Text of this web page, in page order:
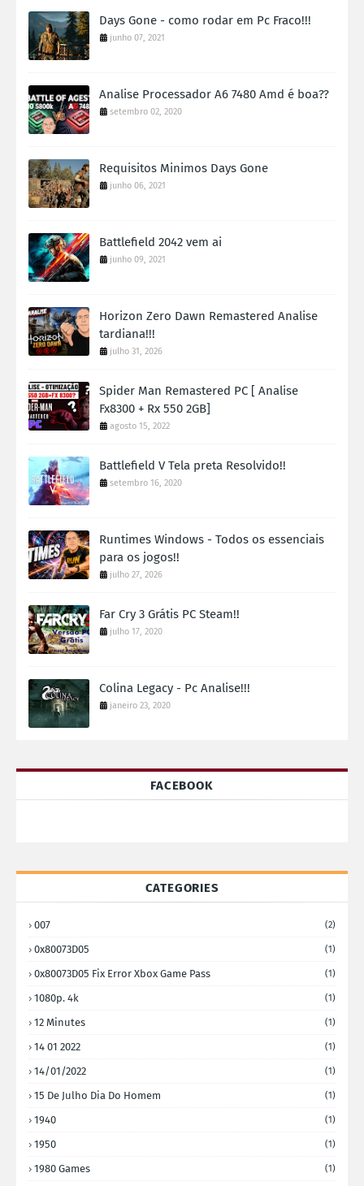
Days Gone - como rodar em Pc Fraco!!!
junho 07, 2021
Analise Processador A6 7480 Amd é boa??
setembro 02, 2020
Requisitos Minimos Days Gone
junho 06, 2021
Battlefield 2042 vem ai
junho 09, 2021
Horizon Zero Dawn Remastered Analise
tardiana!!!
julho 31, 2026
Spider Man Remastered PC [ Analise
Fx8300 + Rx 550 2GB]
agosto 15, 2022
Battlefield V Tela preta Resolvido!!
setembro 16, 2020
Runtimes Windows - Todos os essenciais
para os jogos!!
julho 27, 2026
Far Cry 3 Grátis PC Steam!!
julho 17, 2020
Colina Legacy - Pc Analise!!!
janeiro 23, 2020
FACEBOOK
CATEGORIES
007 (2)
0x80073D05 (1)
0x80073D05 Fix Error Xbox Game Pass (1)
1080p. 4k (1)
12 Minutes (1)
14 01 2022 (1)
14/01/2022 (1)
15 De Julho Dia Do Homem (1)
1940 (1)
1950 (1)
1980 Games (1)